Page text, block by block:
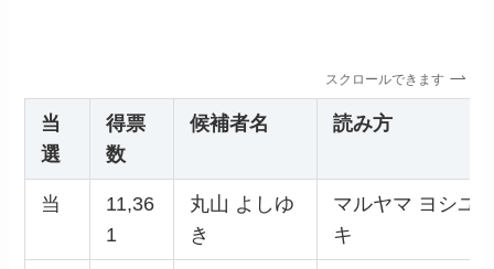
スクロールできます
当
選
得票
数
候補者名 読み方
当
11,36
1
丸山 よしゆ
き
マルヤマ ヨシユ
キ